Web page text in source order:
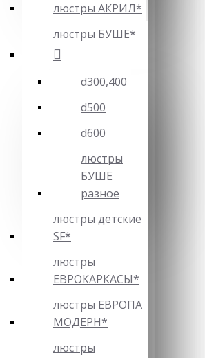
люстры АКРИЛ*
люстры БУШЕ*
d300,400
d500
d600
люстры
БУШЕ
разное
люстры детские
SF*
люстры
ЕВРОКАРКАСЫ*
люстры ЕВРОПА
МОДЕРН*
люстры